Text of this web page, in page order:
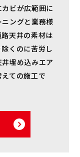
ビが広範囲に
ングと業務様
天井の素材は
くのに苦労し
埋め込みエア
ての施工で